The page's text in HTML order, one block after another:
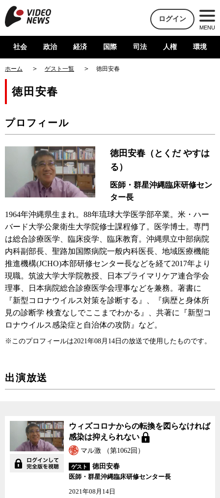
ログイン
MENU
社会 政治 経済 国際 司法 人権 環境
ホーム ゲスト一覧 徳田安春
徳田安春
プロフィール
徳田安春（とくだ やすは
る）
医師・群星沖縄臨床研修セン
ター長
1964年沖縄県生まれ。88年琉球大学医学部卒業。米・ハー
バード大学公衆衛生大学院修士課程修了。医学博士。専門
は総合診療医学、臨床疫学、臨床教育。沖縄県立中部病院
内科副部長、聖路加国際病院一般内科医長、地域医療機能
推進機構(JCHO)本部研修センター長などを経て2017年より
現職。筑波大学大学院教授、日本プライマリケア連合学会
理事、日本病院総合診療医学会理事などを兼務。著書に
『新型コロナウイルス対策を診断する』、『病歴と身体所
見の診断学 検査なしでここまでわかる』、共著に『新型コ
ロナウイルス感染症と自治体の攻防』など。
※このプロフィールは2021年08月14日の放送で使用したものです。
出演放送
ウィズコロナからの転換を図らなければ
感染は抑えられない
マル激 （第1062回）
ゲスト
徳田安春
医師・群星沖縄臨床研修センター長
2021年08月14日